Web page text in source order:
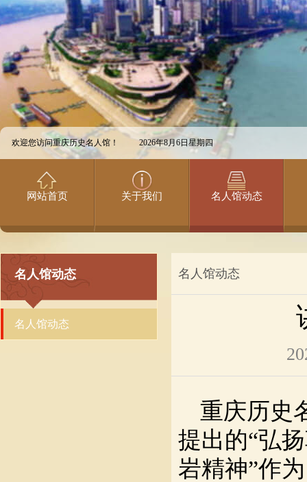
欢迎您访问重庆历史名人馆！ 2026年8月6日星期四
网站首页 关于我们 名人馆动态
名人馆动态
名人馆动态
名人馆动态
重庆历史
提出的“弘
岩精神”作